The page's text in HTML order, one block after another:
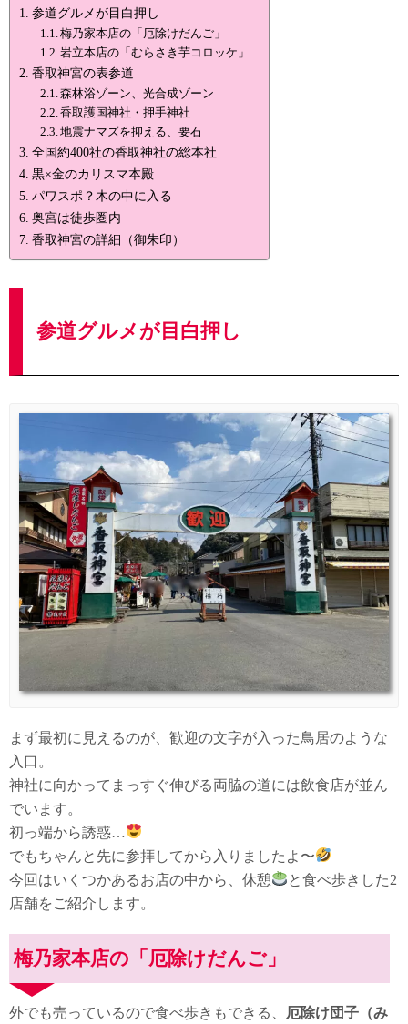
参道グルメが目白押し
梅乃家本店の「厄除けだんご」
岩立本店の「むらさき芋コロッケ」
香取神宮の表参道
森林浴ゾーン、光合成ゾーン
香取護国神社・押手神社
地震ナマズを抑える、要石
全国約400社の香取神社の総本社
黒×金のカリスマ本殿
パワスポ？木の中に入る
奥宮は徒歩圏内
香取神宮の詳細（御朱印）
参道グルメが目白押し
まず最初に見えるのが、歓迎の文字が入った鳥居のような
入口。
神社に向かってまっすぐ伸びる両脇の道には飲食店が並ん
でいます。
初っ端から誘惑…
でもちゃんと先に参拝してから入りましたよ〜
今回はいくつかあるお店の中から、休憩
と食べ歩きした2
店舗をご紹介します。
梅乃家本店の「厄除けだんご」
外でも売っているので食べ歩きもできる、 厄除け団子（み